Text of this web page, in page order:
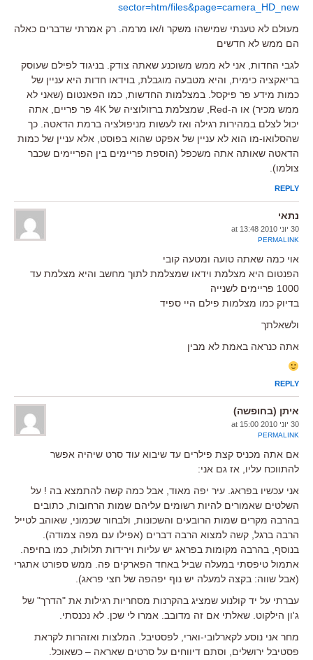
sector=htm/files&page=camera_HD_new
מעולם לא טענתי שמישהו משקר ו/או מרמה. רק אמרתי שדברים כאלה
הם ממש לא חדשים
לגבי החדות, אני לא ממש משוכנע שאתה צודק. בניגוד לפילם שעוסק
בריאקציה כימית, והיא מטבעה מוגבלת, בוידאו חדות היא עניין של
כמות מידע פר פיקסל. במצלמות החדשות, כמו הפאנטום (שאני לא
ממש מכיר) או ה-Red, שמצלמת ברזולוציה של 4K פר פריים, אתה
יכול לצלם במהירות רגילה ואז לעשות מניפולציה ברמת הדאטה. כך
שהסלואו-מו הוא לא עניין של אפקט שהוא בפוסט, אלא עניין של כמות
הדאטה שאותה אתה משכפל (הוספת פריימים בין הפריימים שכבר
צולמו).
REPLY
נתאי
30 יוני 2010 at 13:48
PERMALINK
אוי כמה שאתה טועה ומטעה קובי
הפנטום היא מצלמת וידאו שמצלמת לתוך מחשב והיא מצלמת עד
1000 פריימים לשנייה
בדיוק כמו מצלמות פילם היי ספיד
ולשאלתך
אתה כנראה באמת לא מבין
REPLY
איתן (בחופשה)
30 יוני 2010 at 15:00
PERMALINK
אם אתה מכניס קצת פילרים עד שיבוא עוד סרט שיהיה אפשר
להתווכח עליו, אז גם אני:
אני עכשיו בפראג. עיר יפה מאוד, אבל כמה קשה להתמצא בה ! על
השלטים שאמורים להיות רשומים עליהם שמות הרחובות, כתובים
בהרבה מקרים שמות הרובעים והשכונות, ולבחור שכמוני, שאוהב לטייל
הרבה ברגל, קשה למצוא הרבה דברים (אפילו עם מפה צמודה).
בנוסף, בהרבה מקומות בפראג יש עליות וירידות תלולות, כמו בחיפה.
אתמול טיפסתי במעלה שביל באחד הפארקים פה. ממש ספורט אתגרי
(אבל שווה: בקצה למעלה יש נוף יפהפה של חצי פראג).
עברתי על יד קולנוע שמציג בהקרנות מסחריות רגילות את "הדרך" של
ג'ון הילקוט. שאלתי אם זה מדובב. אמרו לי שכן. לא נכנסתי.
מחר אני נוסע לקארלובי-וארי, לפסטיבל. המלצות ואזהרות לקראת
פסטיבל ירושלים, וסתם דיווחים על סרטים שאראה – כשאוכל.